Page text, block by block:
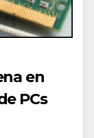
en
PCs